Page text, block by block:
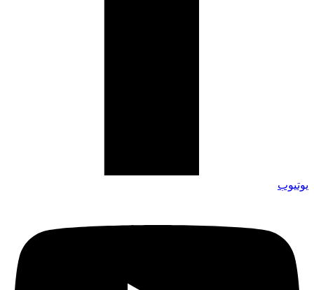
يوتيوب